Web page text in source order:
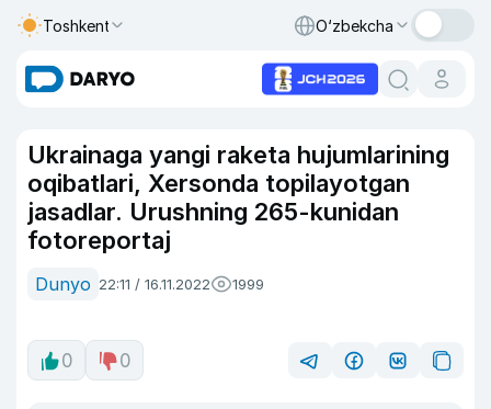
Toshkent O‘zbekcha
Ukrainaga yangi raketa hujumlarining
oqibatlari, Xersonda topilayotgan
jasadlar. Urushning 265-kunidan
fotoreportaj
Dunyo 22:11 / 16.11.2022 1999
0 0